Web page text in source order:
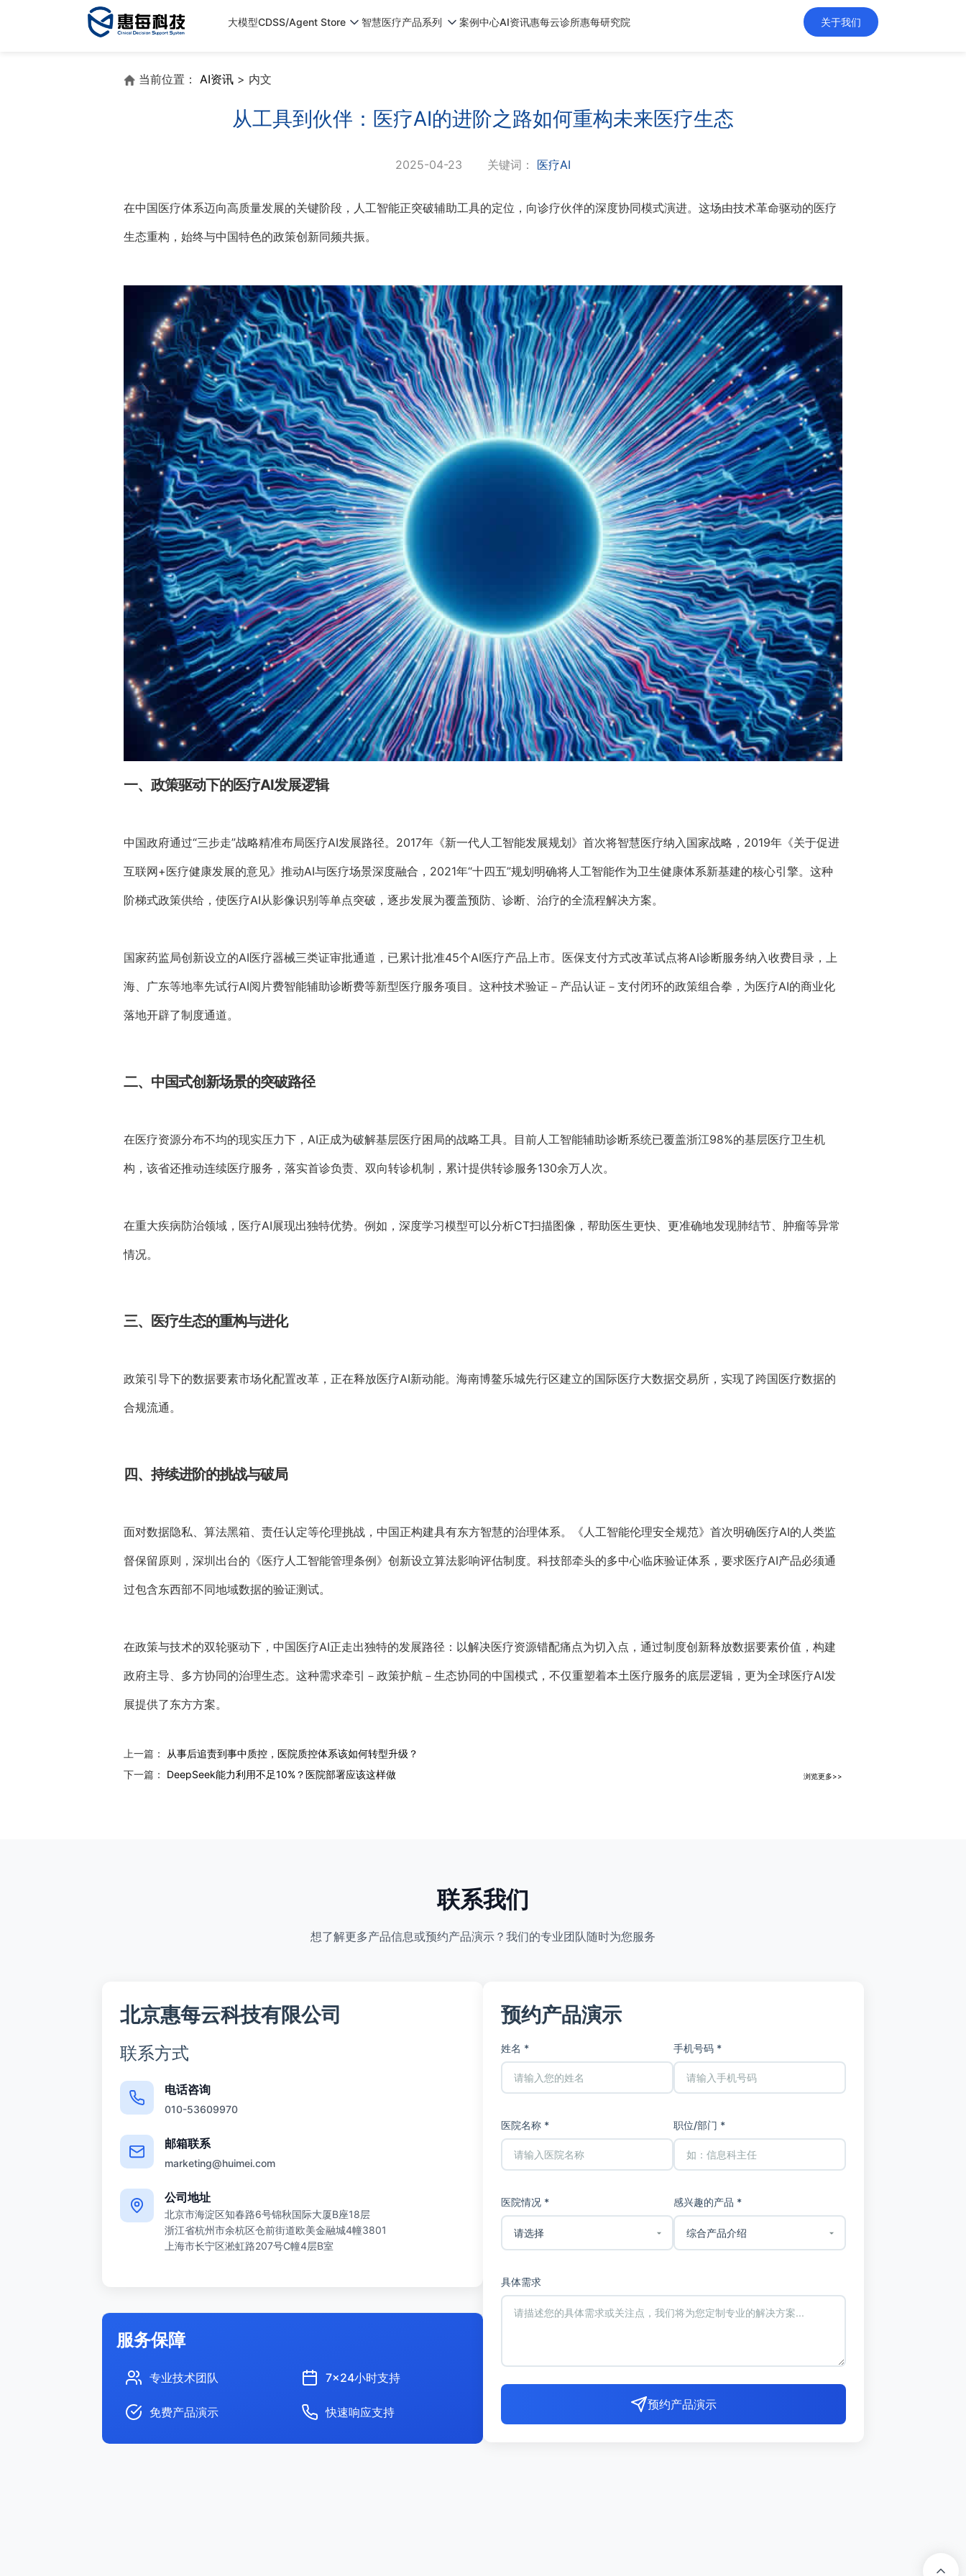
大模型CDSS/Agent Store 智慧医疗产品系列 案例中心AI资讯惠每云诊所惠每研究院 关于我们
当前位置： AI资讯 > 内文
从工具到伙伴：医疗AI的进阶之路如何重构未来医疗生态
2025-04-23 关键词： 医疗AI
在中国医疗体系迈向高质量发展的关键阶段，人工智能正突破辅助工具的定位，向诊疗伙伴的深度协同模式演进。这场由技术革命驱动的医疗
生态重构，始终与中国特色的政策创新同频共振。
一、政策驱动下的医疗AI发展逻辑
中国政府通过“三步走”战略精准布局医疗AI发展路径。2017年《新一代人工智能发展规划》首次将智慧医疗纳入国家战略，2019年《关于促进
互联网+医疗健康发展的意见》推动AI与医疗场景深度融合，2021年“十四五”规划明确将人工智能作为卫生健康体系新基建的核心引擎。这种
阶梯式政策供给，使医疗AI从影像识别等单点突破，逐步发展为覆盖预防、诊断、治疗的全流程解决方案。
国家药监局创新设立的AI医疗器械三类证审批通道，已累计批准45个AI医疗产品上市。医保支付方式改革试点将AI诊断服务纳入收费目录，上
海、广东等地率先试行AI阅片费智能辅助诊断费等新型医疗服务项目。这种技术验证－产品认证－支付闭环的政策组合拳，为医疗AI的商业化
落地开辟了制度通道。
二、中国式创新场景的突破路径
在医疗资源分布不均的现实压力下，AI正成为破解基层医疗困局的战略工具。目前人工智能辅助诊断系统已覆盖浙江98%的基层医疗卫生机
构，该省还推动连续医疗服务，落实首诊负责、双向转诊机制，累计提供转诊服务130余万人次。
在重大疾病防治领域，医疗AI展现出独特优势。例如，深度学习模型可以分析CT扫描图像，帮助医生更快、更准确地发现肺结节、肿瘤等异常
情况。
三、医疗生态的重构与进化
政策引导下的数据要素市场化配置改革，正在释放医疗AI新动能。海南博鳌乐城先行区建立的国际医疗大数据交易所，实现了跨国医疗数据的
合规流通。
四、持续进阶的挑战与破局
面对数据隐私、算法黑箱、责任认定等伦理挑战，中国正构建具有东方智慧的治理体系。《人工智能伦理安全规范》首次明确医疗AI的人类监
督保留原则，深圳出台的《医疗人工智能管理条例》创新设立算法影响评估制度。科技部牵头的多中心临床验证体系，要求医疗AI产品必须通
过包含东西部不同地域数据的验证测试。
在政策与技术的双轮驱动下，中国医疗AI正走出独特的发展路径：以解决医疗资源错配痛点为切入点，通过制度创新释放数据要素价值，构建
政府主导、多方协同的治理生态。这种需求牵引－政策护航－生态协同的中国模式，不仅重塑着本土医疗服务的底层逻辑，更为全球医疗AI发
展提供了东方方案。
上一篇：
从事后追责到事中质控，医院质控体系该如何转型升级？
下一篇： DeepSeek能力利用不足10%？医院部署应该这样做 浏览更多>>
联系我们
想了解更多产品信息或预约产品演示？我们的专业团队随时为您服务
北京惠每云科技有限公司
联系方式
电话咨询
010-53609970
邮箱联系
marketing@huimei.com
公司地址
北京市海淀区知春路6号锦秋国际大厦B座18层
浙江省杭州市余杭区仓前街道欧美金融城4幢3801
上海市长宁区淞虹路207号C幢4层B室
服务保障
专业技术团队 7x24小时支持
免费产品演示 快速响应支持
预约产品演示
姓名 * 手机号码 *
医院名称 * 职位/部门 *
医院情况 * 感兴趣的产品 *
具体需求
预约产品演示